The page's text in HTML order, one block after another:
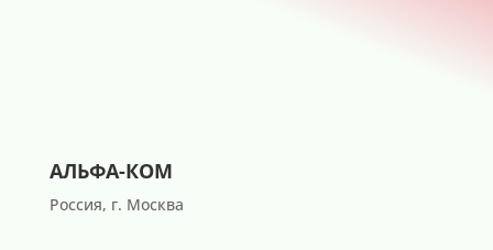
АЛЬФА-КОМ
Россия, г. Москва